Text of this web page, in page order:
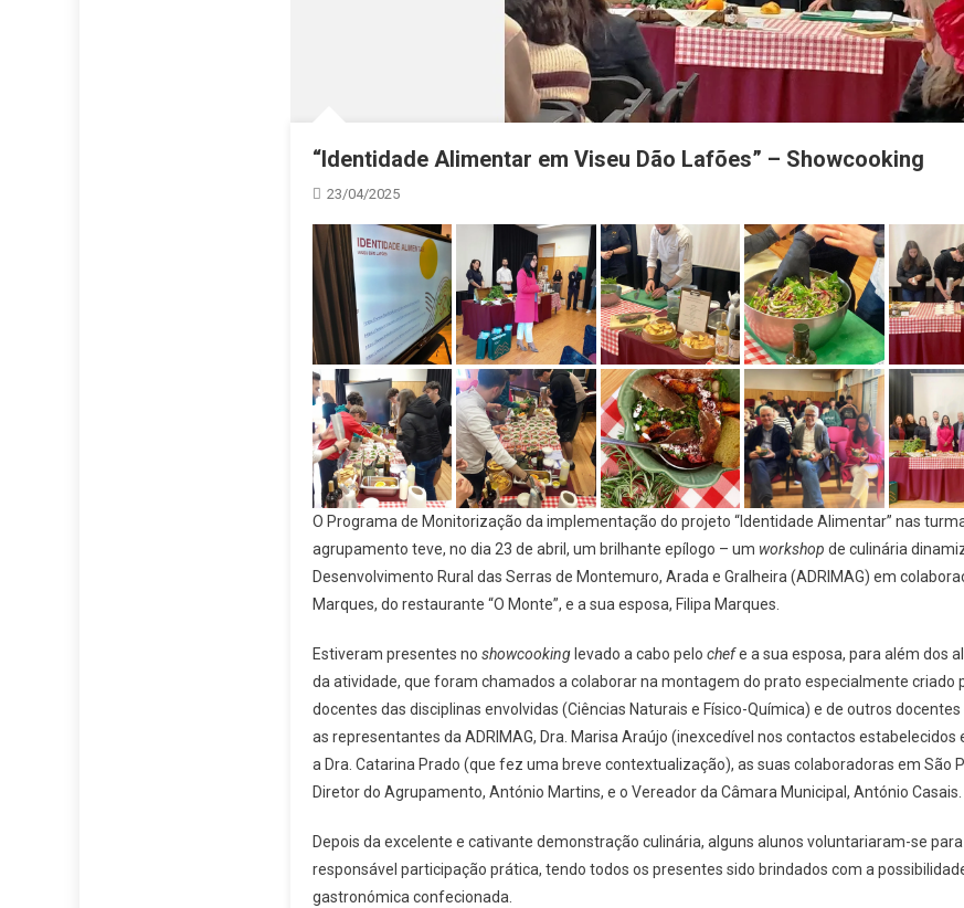
“Identidade Alimentar em Viseu Dão Lafões” – Showcooking
23/04/2025
O Programa de Monitorização da implementação do projeto “Identidade Alimentar” nas
agrupamento teve, no dia 23 de abril, um brilhante epílogo – um workshop de culinária
Desenvolvimento Rural das Serras de Montemuro, Arada e Gralheira (ADRIMAG) em
Marques, do restaurante “O Monte”, e a sua esposa, Filipa Marques.
Estiveram presentes no showcookinglevado a cabo pelo chefe a sua esposa, para além dos
da atividade, que foram chamados a colaborar na montagem do prato especialmente criado
docentes das disciplinas envolvidas (Ciências Naturais e Físico-Química) e de outros
as representantes da ADRIMAG, Dra. Marisa Araújo (inexcedível nos contactos estabelecidos
a Dra. Catarina Prado (que fez uma breve contextualização), as suas colaboradoras em São
Diretor do Agrupamento, António Martins, e o Vereador da Câmara Municipal, António Casais.
Depois da excelente e cativante demonstração culinária, alguns alunos voluntariaram-se
responsável participação prática, tendo todos os presentes sido brindados com a
gastronómica confecionada.